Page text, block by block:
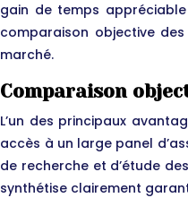
gain de temps
comparaison objective
marché.
Comparaison
L’un des principaux
accès à un large panel
de recherche et d’étude
synthétise clairement